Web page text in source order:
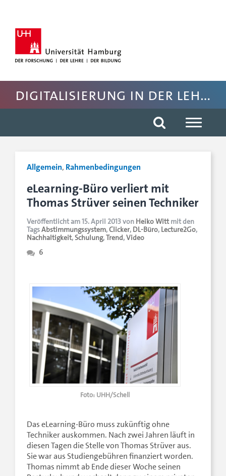
Rechte Spalte anspringen
Fussbereich der Seite anspringen
Digitalisierung in der Lehre WiSo
Allgemein, Rahmenbedingungen
eLearning-Büro verliert mit
Thomas Strüver seinen Techniker
Veröffentlicht am 15. April 2013 von Heiko Wittmit den
TagsAbstimmungssystem,Clicker, DL-Büro, Lecture2Go,
Nachhaltigkeit,Schulung,Trend,Video
6
Foto: UHH/Schell
Das eLearning-Büro muss zukünftig ohne
Techniker auskommen. Nach zwei Jahren läuft in
diesen Tagen die Stelle von Thomas Strüver aus.
Sie war aus Studiengebühren finanziert worden.
Thomas nimmt ab Ende dieser Woche seinen